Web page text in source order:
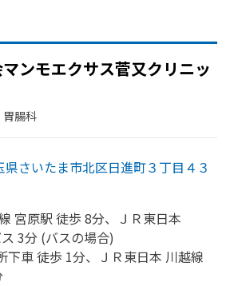
ンモエクサス菅又クリニッ
胃腸科
県さいたま市北区日進町３丁目４３
宮原駅 徒歩 8分、 ＪＲ東日本
3分 (バスの場合)
車 徒歩 1分、 ＪＲ東日本 川越線